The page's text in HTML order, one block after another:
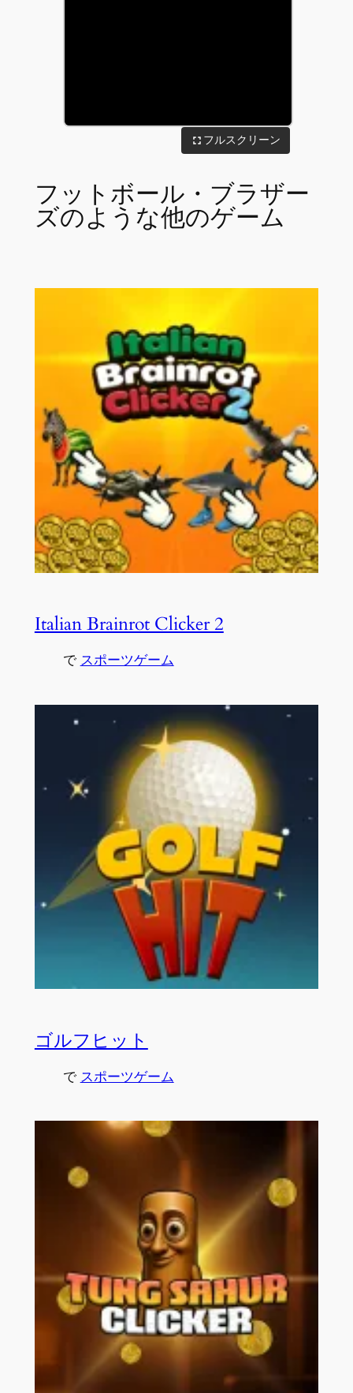
フルスクリーン
フットボール・ブラザー
ズのような他のゲーム
Italian Brainrot Clicker 2
で スポーツゲーム
ゴルフヒット
で スポーツゲーム